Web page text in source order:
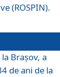
(ROSPIN).
Braşov, a
de ani de la